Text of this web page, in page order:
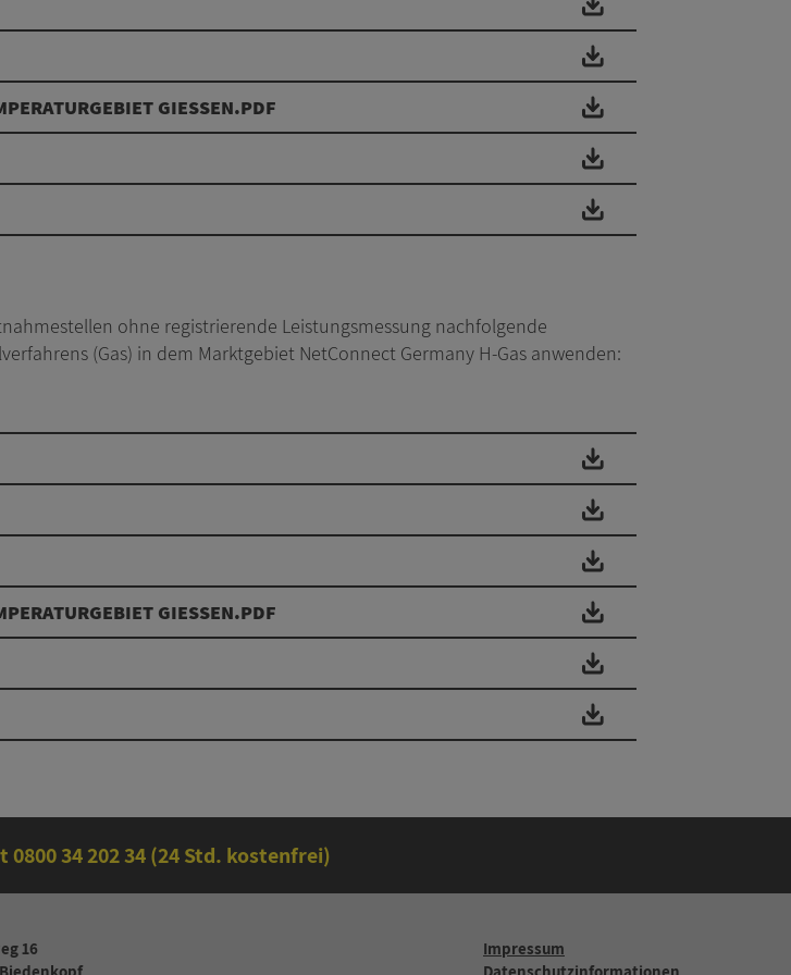
GIESSEN.PDF
ohne registrierende Leistungsmessung nachfolgende
(Gas) in dem Marktgebiet NetConnect Germany H-Gas anwenden:
GIESSEN.PDF
0800 34 202 34(24 Std. kostenfrei)
16
Impressum